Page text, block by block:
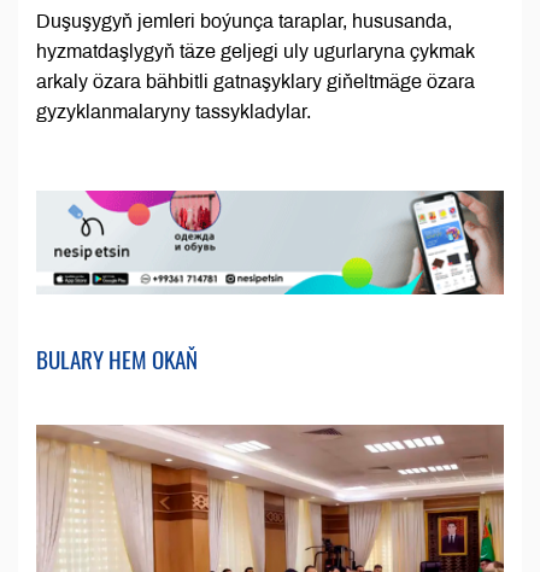
Duşuşygyň jemleri boýunça taraplar, hususanda,
hyzmatdaşlygyň täze geljegi uly ugurlaryna çykmak
arkaly özara bähbitli gatnaşyklary giňeltmäge özara
gyzyklanmalaryny tassykladylar.
BULARY HEM OKAŇ